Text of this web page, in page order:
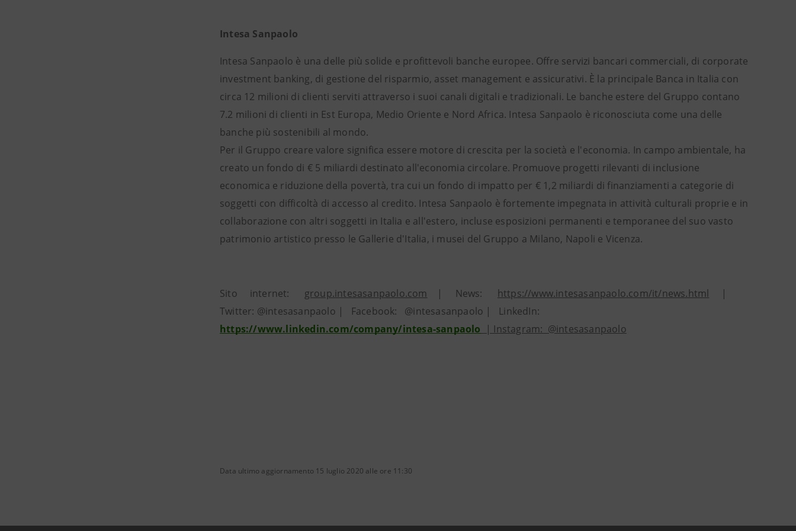
Intesa Sanpaolo
Intesa Sanpaolo è una delle più solide e profittevoli banche europee. Offre servizi bancari commerciali, di corporate
investment banking, di gestione del risparmio, asset management e assicurativi. È la principale Banca in Italia con
circa 12 milioni di clienti serviti attraverso i suoi canali digitali e tradizionali. Le banche estere del Gruppo contano
7.2 milioni di clienti in Est Europa, Medio Oriente e Nord Africa. Intesa Sanpaolo è riconosciuta come una delle
banche più sostenibili al mondo.
Per il Gruppo creare valore significa essere motore di crescita per la società e l'economia. In campo ambientale, ha
creato un fondo di € 5 miliardi destinato all'economia circolare. Promuove progetti rilevanti di inclusione
economica e riduzione della povertà, tra cui un fondo di impatto per € 1,2 miliardi di finanziamenti a categorie di
soggetti con difficoltà di accesso al credito. Intesa Sanpaolo è fortemente impegnata in attività culturali proprie e in
collaborazione con altri soggetti in Italia e all'estero, incluse esposizioni permanenti e temporanee del suo vasto
patrimonio artistico presso le Gallerie d'Italia, i musei del Gruppo a Milano, Napoli e Vicenza.
Sito internet: group.intesasanpaolo.com | News: https://www.intesasanpaolo.com/it/news.html |
Twitter: @intesasanpaolo | Facebook: @intesasanpaolo | LinkedIn:
https://www.linkedin.com/company/intesa-sanpaolo | Instagram: @intesasanpaolo
Data ultimo aggiornamento 15 luglio 2020 alle ore 11:30